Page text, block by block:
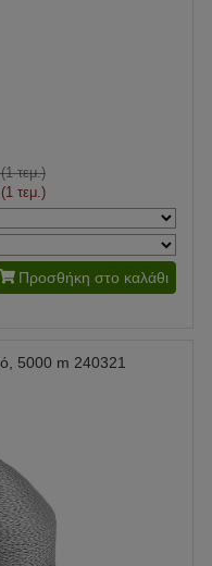
τεμ.)
τεμ.)
Προσθήκη στο καλάθι
5000 m 240321